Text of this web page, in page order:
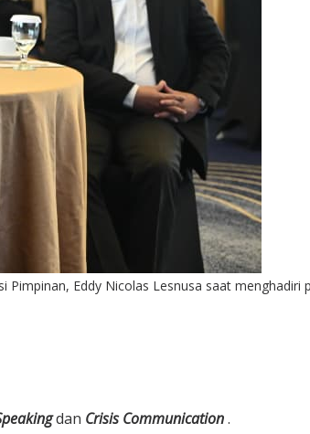
Pimpinan, Eddy Nicolas Lesnusa saat menghadiri
dan Crisis Communication.